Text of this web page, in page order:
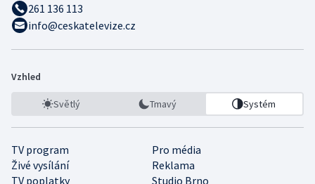
261 136 113
info@ceskatelevize.cz
Vzhled
Světlý Tmavý Systém
TV program
Pro média
Živé vysílání
Reklama
TV poplatky
Studio Brno